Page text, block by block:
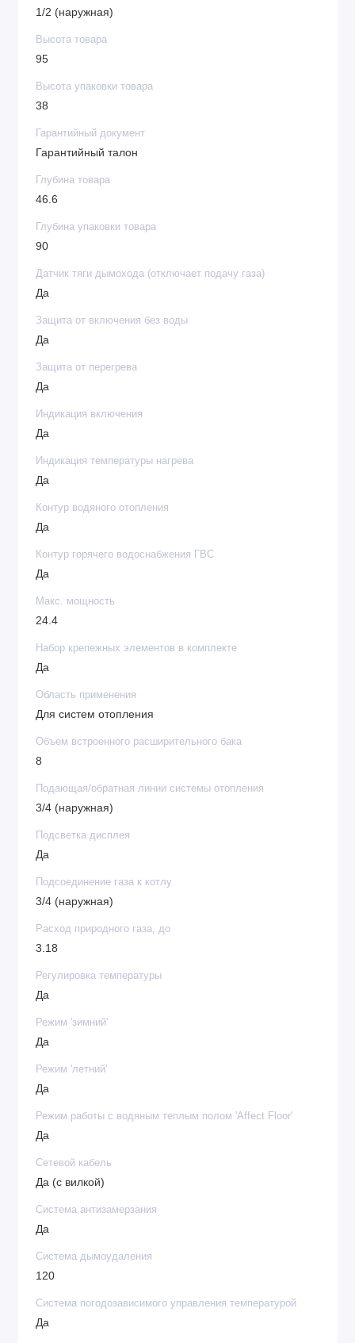
1/2 (наружная)
Высота товара
95
Высота упаковки товара
38
Гарантийный документ
Гарантийный талон
Глубина товара
46.6
Глубина упаковки товара
90
Датчик тяги дымохода (отключает подачу газа)
Да
Защита от включения без воды
Да
Защита от перегрева
Да
Индикация включения
Да
Индикация температуры нагрева
Да
Контур водяного отопления
Да
Контур горячего водоснабжения ГВС
Да
Макс. мощность
24.4
Набор крепежных элементов в комплекте
Да
Область применения
Для систем отопления
Объем встроенного расширительного бака
8
Подающая/обратная линии системы отопления
3/4 (наружная)
Подсветка дисплея
Да
Подсоединение газа к котлу
3/4 (наружная)
Расход природного газа, до
3.18
Регулировка температуры
Да
Режим 'зимний'
Да
Режим 'летний'
Да
Режим работы с водяным теплым полом 'Affect Floor'
Да
Сетевой кабель
Да (с вилкой)
Система антизамерзания
Да
Система дымоудаления
120
Система погодозависимого управления температурой
Да